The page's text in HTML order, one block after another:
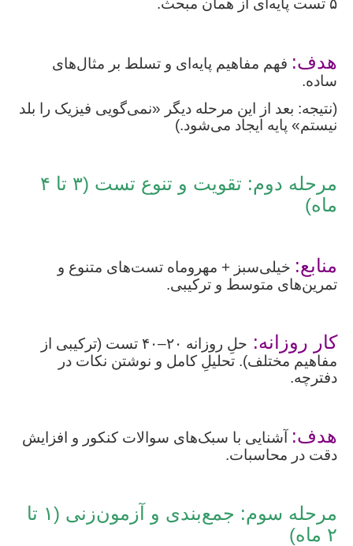
۵ تست پایه‌ای از همان مبحث.
هدف: فهم مفاهیم پایه‌ای و تسلط بر مثال‌های
ساده.
(نتیجه: بعد از این مرحله دیگر «نمی‌گویی فیزیک را بلد
نیستم» پایه ایجاد می‌شود.)
مرحله دوم: تقویت و تنوع تست (۳ تا ۴
ماه)
منابع: خیلی‌سبز + مهروماه تست‌های متنوع و
تمرین‌های متوسط و ترکیبی.
کار روزانه:
حلِ روزانه ۲۰–۴۰ تست (ترکیبی از
مفاهیم مختلف). تحلیلِ کامل و نوشتن نکات در
دفترچه.
هدف: آشنایی با سبک‌های سوالات کنکور و افزایش
دقت در محاسبات.
مرحله سوم: جمع‌بندی و آزمون‌زنی (۱ تا
۲ ماه)